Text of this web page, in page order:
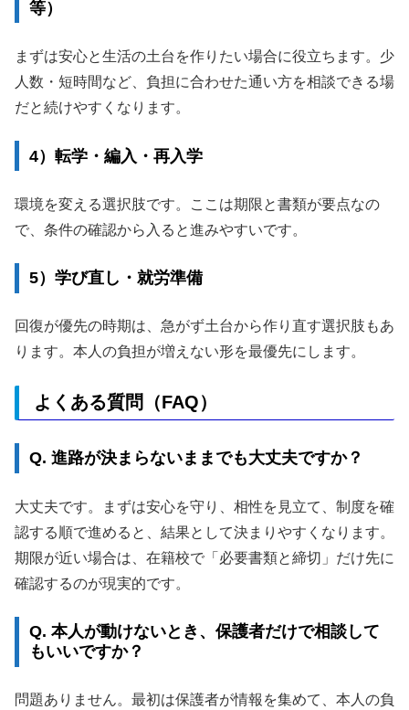
等）
まずは安心と生活の土台を作りたい場合に役立ちます。少
人数・短時間など、負担に合わせた通い方を相談できる場
だと続けやすくなります。
4）転学・編入・再入学
環境を変える選択肢です。ここは期限と書類が要点なの
で、条件の確認から入ると進みやすいです。
5）学び直し・就労準備
回復が優先の時期は、急がず土台から作り直す選択肢もあ
ります。本人の負担が増えない形を最優先にします。
よくある質問（FAQ）
Q. 進路が決まらないままでも大丈夫ですか？
大丈夫です。まずは安心を守り、相性を見立て、制度を確
認する順で進めると、結果として決まりやすくなります。
期限が近い場合は、在籍校で「必要書類と締切」だけ先に
確認するのが現実的です。
Q. 本人が動けないとき、保護者だけで相談して
もいいですか？
問題ありません。最初は保護者が情報を集めて、本人の負